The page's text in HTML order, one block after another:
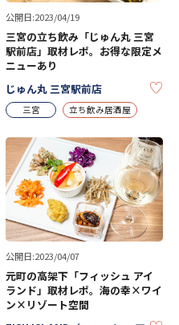
KEEP
公開日:2023/04/19
三宮の立ち飲み「じゅん丸 三宮
駅前店」取材レポ。お得な限定メ
ニューあり
じゅん丸 三宮駅前店
三宮 立ち飲み居酒屋
公開日:2023/04/07
元町の高架下「フィッシュ アイ
ランド」取材レポ。海の幸×ワイ
ン×リゾート空間